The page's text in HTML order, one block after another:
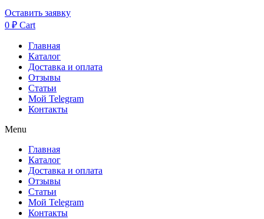
Оставить заявку
0 ₽ Cart
Главная
Каталог
Доставка и оплата
Отзывы
Статьи
Мой Telegram
Контакты
Menu
Главная
Каталог
Доставка и оплата
Отзывы
Статьи
Мой Telegram
Контакты